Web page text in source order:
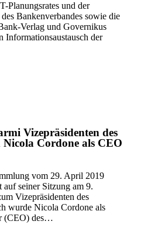
Planungsrates und der
Bankenverbandes sowie die
Verlag und Governikus
Informationsaustausch der
Vizepräsidenten des
Cordone als CEO
vom 29. April 2019
seiner Sitzung am 9.
Vizepräsidenten des
wurde Nicola Cordone als
(CEO) des…